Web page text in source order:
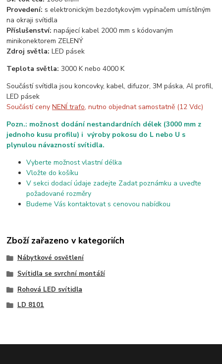
Provedení: s elektronickým bezdotykovým vypínačem umístěným
na okraji svítidla
Příslušenství:napájecí kabel 2000 mm s kódovaným
minikonektorem ZELENÝ
Zdroj světla:LED pásek
Teplota světla:3000 K nebo 4000 K
Součástí svítidla jsou koncovky, kabel, difuzor, 3M páska, Al profil,
LED pásek
Součástí cenyNENÍ trafo, nutno objednat samostatně (12 Vdc)
Pozn.: možnost dodání nestandardních délek (3000 mm z
jednoho kusu profilu) i výroby pokosu do L nebo U s
plynulou návazností svítidla.
Vyberte možnost vlastní délka
Vložte do košíku
V sekci dodací údaje zadejte Zadat poznámku a uveďte
požadované rozměry
Budeme Vás kontaktovat s cenovou nabídkou
Zboží zařazeno v kategoriích
Nábytkové osvětlení
Svítidla se svrchní montáží
Rohová LED svítidla
LD 8101